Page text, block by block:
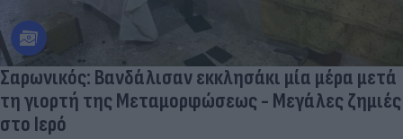
Σαρωνικός: Βανδάλισαν εκκλησάκι μία μέρα μετά
τη γιορτή της Μεταμορφώσεως - Μεγάλες ζημιές
στο Ιερό